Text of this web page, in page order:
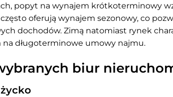
popyt na wynajem krótkoterminowy
oferują wynajem sezonowy, co
dochodów. Zimą natomiast rynek
na długoterminowe umowy najmu.
biur